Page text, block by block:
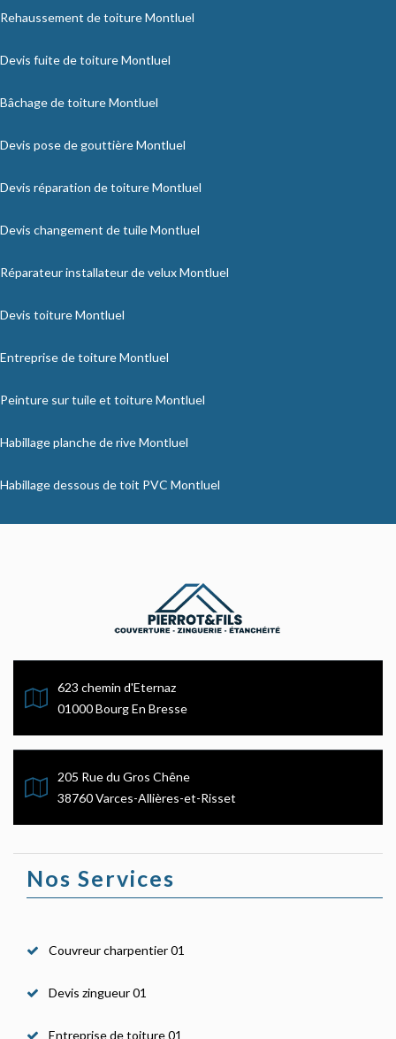
Rehaussement de toiture Montluel
Devis fuite de toiture Montluel
Bâchage de toiture Montluel
Devis pose de gouttière Montluel
Devis réparation de toiture Montluel
Devis changement de tuile Montluel
Réparateur installateur de velux Montluel
Devis toiture Montluel
Entreprise de toiture Montluel
Peinture sur tuile et toiture Montluel
Habillage planche de rive Montluel
Habillage dessous de toit PVC Montluel
623 chemin d'Eternaz
01000 Bourg En Bresse
205 Rue du Gros Chêne
38760 Varces-Allières-et-Risset
Nos Services
Couvreur charpentier 01
Devis zingueur 01
Entreprise de toiture 01